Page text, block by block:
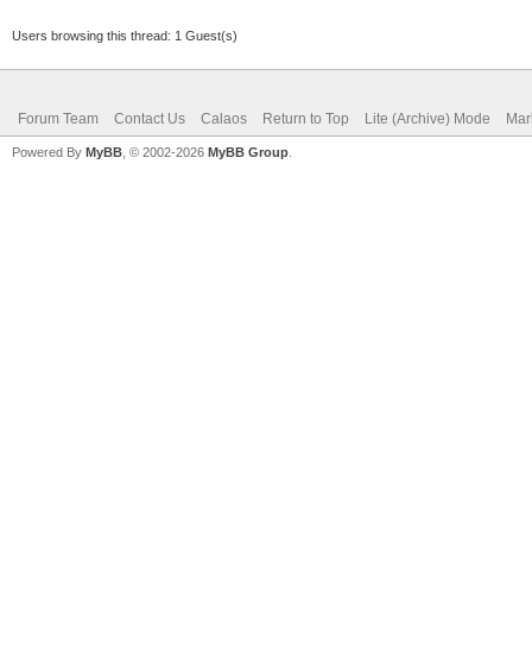
Users browsing this thread: 1 Guest(s)
Forum Team Contact Us Calaos Return to Top Lite (Archive) Mode
Powered By MyBB , © 2002-2026 MyBB Group